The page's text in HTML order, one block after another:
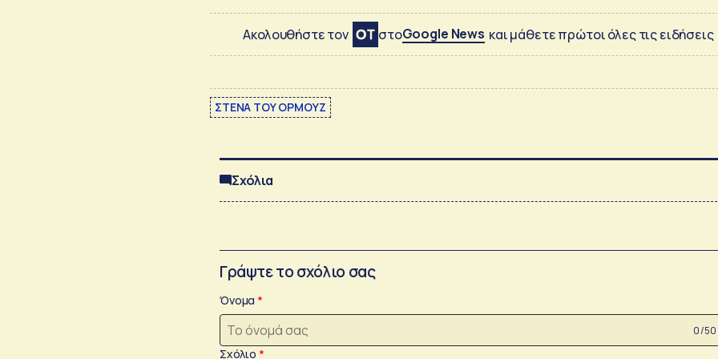
Ακολουθήστε τον στοGoogle News και μάθετε πρώτοι όλες τις ειδήσεις
ΣΤΕΝΑ ΤΟΥ ΟΡΜΟΥΖ
Σχόλια
Γράψτε το σχόλιο σας
Όνομα
0 /50
Σχόλιο